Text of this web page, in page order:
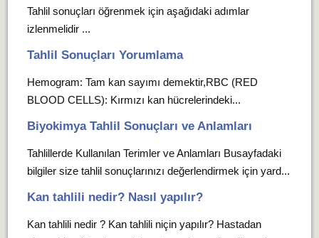
Tahlil sonuçları öğrenmek için aşağıdaki adımlar
izlenmelidir ...
Tahlil Sonuçları Yorumlama
Hemogram: Tam kan sayımı demektir,RBC (RED
BLOOD CELLS): Kırmızı kan hücrelerindeki...
Biyokimya Tahlil Sonuçları ve Anlamları
Tahlillerde Kullanılan Terimler ve Anlamları Busayfadaki
bilgiler size tahlil sonuçlarınızı değerlendirmek için yard...
Kan tahlili nedir? Nasıl yapılır?
Kan tahlili nedir ? Kan tahlili niçin yapılır? Hastadan